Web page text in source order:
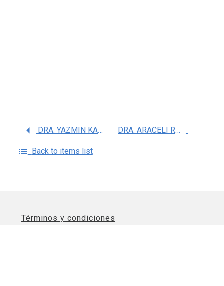
DRA. YAZMIN KARINA MARQUEZ FLORES DRA. ARACELI ROJAS BERNABE
Back to items list
Términos y condiciones